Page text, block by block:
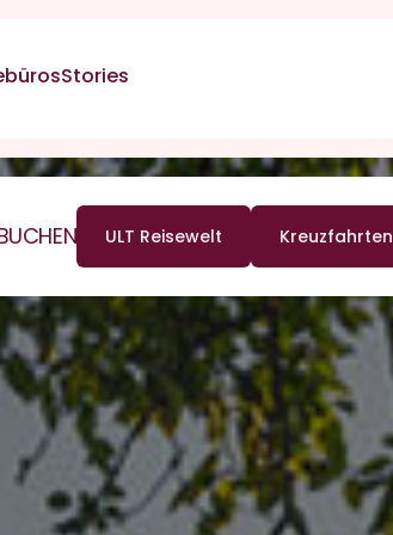
Stories
ULT Reisewelt Kreuzfahrten